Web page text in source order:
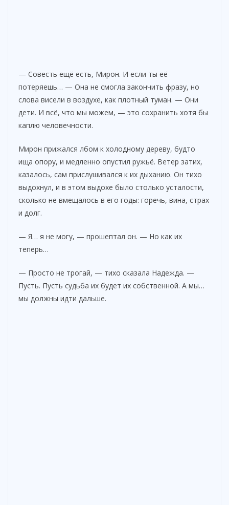
— Совесть ещё есть, Мирон. И если ты её
потеряешь… — Она не смогла закончить фразу, но
слова висели в воздухе, как плотный туман. — Они
дети. И всё, что мы можем, — это сохранить хотя бы
каплю человечности.
Мирон прижался лбом к холодному дереву, будто
ища опору, и медленно опустил ружьё. Ветер затих,
казалось, сам прислушивался к их дыханию. Он тихо
выдохнул, и в этом выдохе было столько усталости,
сколько не вмещалось в его годы: горечь, вина, страх
и долг.
— Я… я не могу, — прошептал он. — Но как их
теперь…
— Просто не трогай, — тихо сказала Надежда. —
Пусть. Пусть судьба их будет их собственной. А мы…
мы должны идти дальше.